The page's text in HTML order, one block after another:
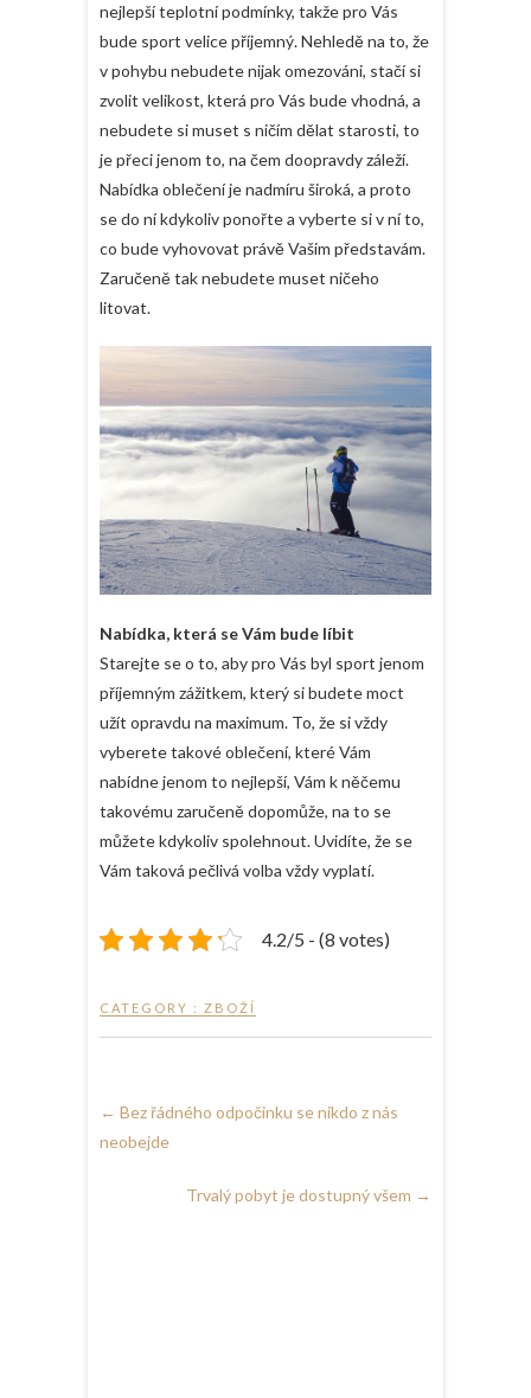
nejlepší teplotní podmínky, takže pro Vás
bude sport velice příjemný. Nehledě na to, že
v pohybu nebudete nijak omezováni, stačí si
zvolit velikost, která pro Vás bude vhodná, a
nebudete si muset s ničím dělat starosti, to
je přeci jenom to, na čem doopravdy záleží.
Nabídka oblečení je nadmíru široká, a proto
se do ní kdykoliv ponořte a vyberte si v ní to,
co bude vyhovovat právě Vašim představám.
Zaručeně tak nebudete muset ničeho
litovat.
Nabídka, která se Vám bude líbit
Starejte se o to, aby pro Vás byl sport jenom
příjemným zážitkem, který si budete moct
užít opravdu na maximum. To, že si vždy
vyberete takové oblečení, které Vám
nabídne jenom to nejlepší, Vám k něčemu
takovému zaručeně dopomůže, na to se
můžete kdykoliv spolehnout. Uvidíte, že se
Vám taková pečlivá volba vždy vyplatí.
4.2/5 - (8 votes)
CATEGORY : ZBOŽÍ
← Bez řádného odpočinku se nikdo z nás
neobejde
Trvalý pobyt je dostupný všem →